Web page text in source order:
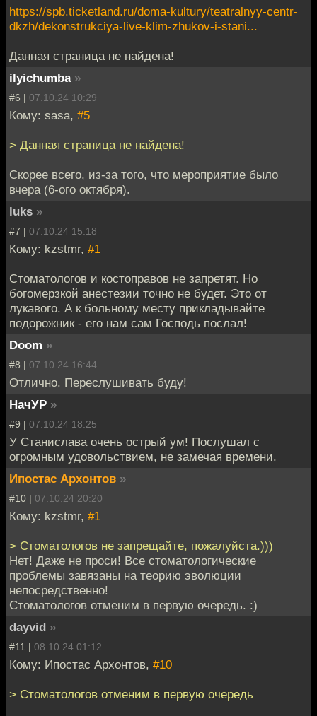
https://spb.ticketland.ru/doma-kultury/teatralnyy-centr-
dkzh/dekonstrukciya-live-klim-zhukov-i-stani...
Данная страница не найдена!
ilyichumba »
#6 | 07.10.24 10:29
Кому: sasa, #5
> Данная страница не найдена!
Скорее всего, из-за того, что мероприятие было
вчера (6-ого октября).
luks »
#7 | 07.10.24 15:18
Кому: kzstmr, #1
Стоматологов и костоправов не запретят. Но
богомерзкой анестезии точно не будет. Это от
лукавого. А к больному месту прикладывайте
подорожник - его нам сам Господь послал!
Doom »
#8 | 07.10.24 16:44
Отлично. Переслушивать буду!
НачУР »
#9 | 07.10.24 18:25
У Станислава очень острый ум! Послушал с
огромным удовольствием, не замечая времени.
Ипостас Архонтов »
#10 | 07.10.24 20:20
Кому: kzstmr, #1
> Стоматологов не запрещайте, пожалуйста.)))
Нет! Даже не проси! Все стоматологические
проблемы завязаны на теорию эволюции
непосредственно!
Стоматологов отменим в первую очередь. :)
dayvid »
#11 | 08.10.24 01:12
Кому: Ипостас Архонтов, #10
> Стоматологов отменим в первую очередь